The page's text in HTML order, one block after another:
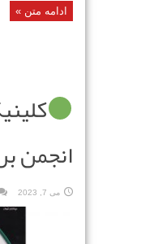
ادامه متن »
انجمن
می 7, 2023